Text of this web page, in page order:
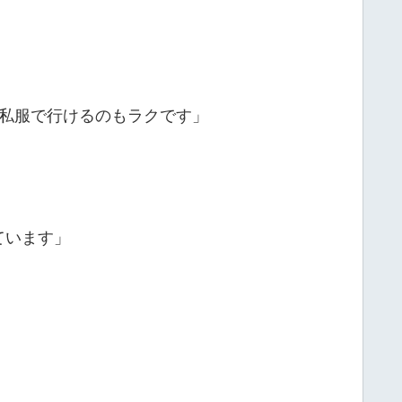
服で行けるのもラクです」
ます」